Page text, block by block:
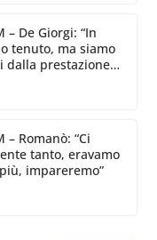
– De Giorgi: “In
tenuto, ma siamo
dalla prestazione
– Romanò: “Ci
tanto, eravamo
impareremo”